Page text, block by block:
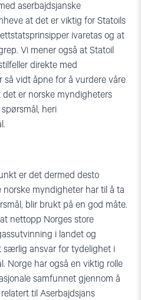
aserbajdsjanske
at det er viktig for Statoils
ivaretas og at
Vi mener også at Statoil
direkte med
så vidt åpne for å vurdere våre
er norske myndigheters
heri
er det dermed desto
myndigheter har til å ta
blir brukt på en god måte.
nettopp Norges store
i landet og
særlig ansvar for tydelighet i
Norge har også en viktig rolle
samfunnet gjennom å
til Aserbajdsjans